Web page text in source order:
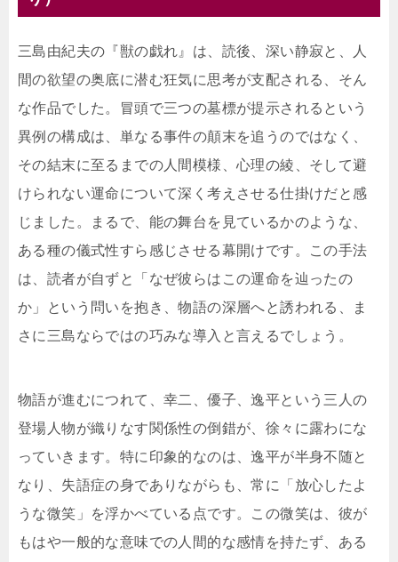
三島由紀夫の『獣の戯れ』は、読後、深い静寂と、人
間の欲望の奥底に潜む狂気に思考が支配される、そん
な作品でした。冒頭で三つの墓標が提示されるという
異例の構成は、単なる事件の顛末を追うのではなく、
その結末に至るまでの人間模様、心理の綾、そして避
けられない運命について深く考えさせる仕掛けだと感
じました。まるで、能の舞台を見ているかのような、
ある種の儀式性すら感じさせる幕開けです。この手法
は、読者が自ずと「なぜ彼らはこの運命を辿ったの
か」という問いを抱き、物語の深層へと誘われる、ま
さに三島ならではの巧みな導入と言えるでしょう。
物語が進むにつれて、幸二、優子、逸平という三人の
登場人物が織りなす関係性の倒錯が、徐々に露わにな
っていきます。特に印象的なのは、逸平が半身不随と
なり、失語症の身でありながらも、常に「放心したよ
うな微笑」を浮かべている点です。この微笑は、彼が
もはや一般的な意味での人間的な感情を持たず、ある